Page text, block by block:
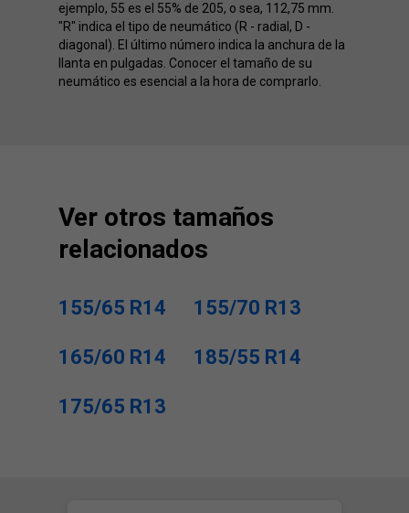
ejemplo, 55 es el 55% de 205, o sea, 112,75 mm.
"R" indica el tipo de neumático (R - radial, D -
diagonal). El último número indica la anchura de la
llanta en pulgadas. Conocer el tamaño de su
neumático es esencial a la hora de comprarlo.
Ver otros tamaños
relacionados
155/65 R14 155/70 R13
165/60 R14 185/55 R14
175/65 R13